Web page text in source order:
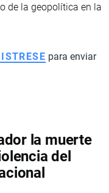
de la geopolítica en la
para enviar
la muerte
del